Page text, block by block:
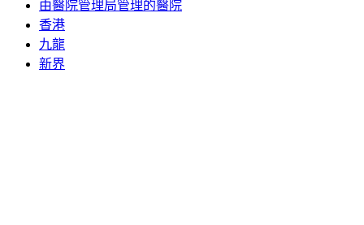
由醫院管理局管理的醫院
香港
九龍
新界